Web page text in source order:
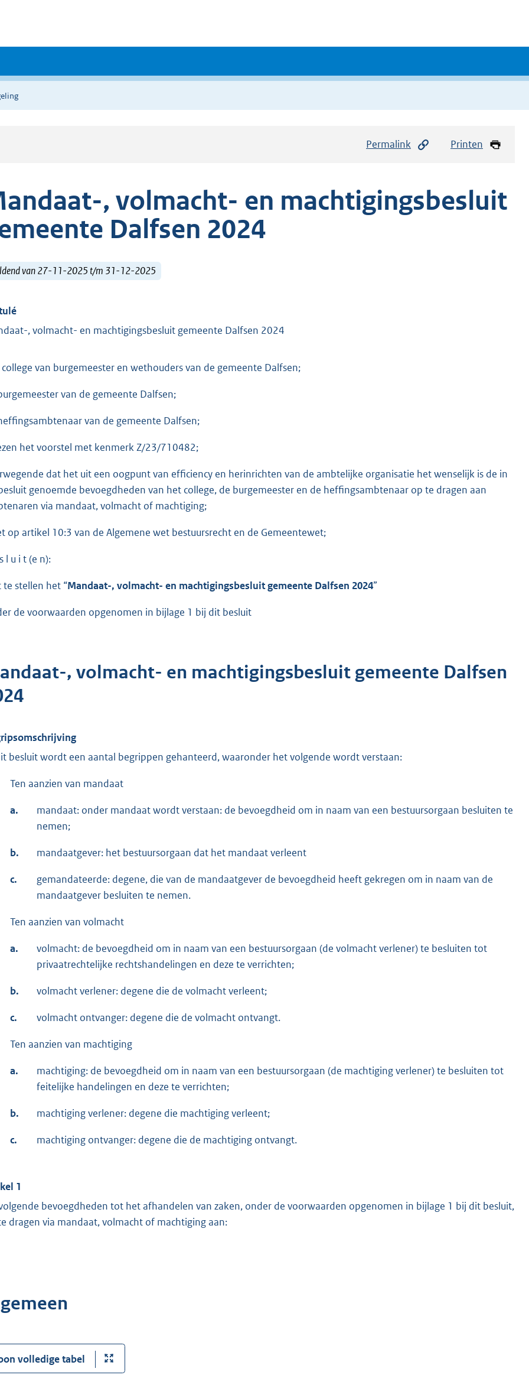
Permalink Printen
, volmacht- en machtigingsbesluit
Dalfsen 2024
van 27-11-2025 t/m 31-12-2025
, volmacht- en machtigingsbesluit gemeente Dalfsen 2024
van burgemeester en wethouders van de gemeente Dalfsen;
van de gemeente Dalfsen;
van de gemeente Dalfsen;
het voorstel met kenmerk Z/23/710482;
dat het uit een oogpunt van efficiency en herinrichten van de ambtelijke organisatie het wenselijk is de in
genoemde bevoegdheden van het college, de burgemeester en de heffingsambtenaar op te dragen aan
via mandaat, volmacht of machtiging;
op artikel 10:3 van de Algemene wet bestuursrecht en de Gemeentewet;
l u i t (e n):
te stellen het “Mandaat-, volmacht- en machtigingsbesluit gemeente Dalfsen 2024”
de voorwaarden opgenomen in bijlage 1 bij dit besluit
, volmacht- en machtigingsbesluit gemeente Dalfsen
besluit wordt een aantal begrippen gehanteerd, waaronder het volgende wordt verstaan:
Ten aanzien van mandaat
a.
mandaat: onder mandaat wordt verstaan: de bevoegdheid om in naam van een bestuursorgaan besluiten te
nemen;
b. mandaatgever: het bestuursorgaan dat het mandaat verleent
c.
gemandateerde: degene, die van de mandaatgever de bevoegdheid heeft gekregen om in naam van de
mandaatgever besluiten te nemen.
Ten aanzien van volmacht
a.
volmacht: de bevoegdheid om in naam van een bestuursorgaan (de volmacht verlener) te besluiten tot
privaatrechtelijke rechtshandelingen en deze te verrichten;
b. volmacht verlener: degene die de volmacht verleent;
c. volmacht ontvanger: degene die de volmacht ontvangt.
Ten aanzien van machtiging
a.
machtiging: de bevoegdheid om in naam van een bestuursorgaan (de machtiging verlener) te besluiten tot
feitelijke handelingen en deze te verrichten;
b. machtiging verlener: degene die machtiging verleent;
c. machtiging ontvanger: degene die de machtiging ontvangt.
1
bevoegdheden tot het afhandelen van zaken, onder de voorwaarden opgenomen in bijlage 1 bij dit besluit,
dragen via mandaat, volmacht of machtiging aan:
volledige tabel